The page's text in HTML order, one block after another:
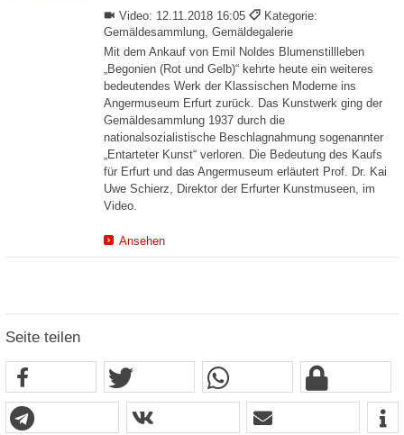
Video: 12.11.2018 16:05
Kategorie:
Gemäldesammlung, Gemäldegalerie
Mit dem Ankauf von Emil Noldes Blumenstillleben
„Begonien (Rot und Gelb)“ kehrte heute ein weiteres
bedeutendes Werk der Klassischen Moderne ins
Angermuseum Erfurt zurück. Das Kunstwerk ging der
Gemäldesammlung 1937 durch die
nationalsozialistische Beschlagnahmung sogenannter
„Entarteter Kunst“ verloren. Die Bedeutung des Kaufs
für Erfurt und das Angermuseum erläutert Prof. Dr. Kai
Uwe Schierz, Direktor der Erfurter Kunstmuseen, im
Video.
Ansehen
Seite teilen